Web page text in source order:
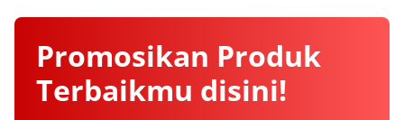
Promosikan Produk
Terbaikmu disini!